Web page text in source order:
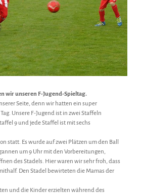
wir unseren F-Jugend-Spieltag.
Seite, denn wir hatten ein super
Unsere F-Jugend ist in zwei Staffeln
9 und jede Staffel ist mit sechs
statt. Es wurde auf zwei Plätzen um den Ball
um 9 Uhr mit den Vorbereitungen,
des Stadels. Hier waren wir sehr froh, dass
Den Stadel bewirteten die Mamas der
und die Kinder erzielten während des